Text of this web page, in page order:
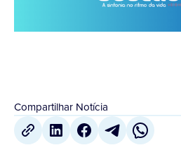
Compartilhar Notícia